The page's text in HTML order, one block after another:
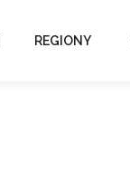
REGIONY